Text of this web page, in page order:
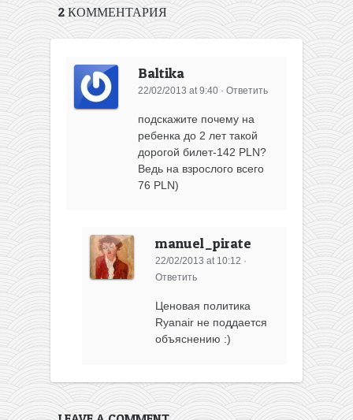
2 КОММЕНТАРИЯ
Baltika
22/02/2013 at 9:40 ·Ответить
подскажите почему на
ребенка до 2 лет такой
дорогой билет-142 PLN?
Ведь на взрослого всего
76 PLN)
manuel_pirate
22/02/2013 at 10:12 ·
Ответить
Ценовая политика
Ryanair не поддается
объяснению :)